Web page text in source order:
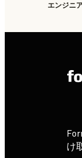
エンジニ
け